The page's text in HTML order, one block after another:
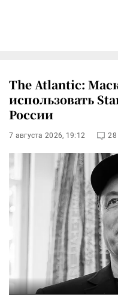
The Atlantic:
использовать
России
7 августа 2026, 19:12 28